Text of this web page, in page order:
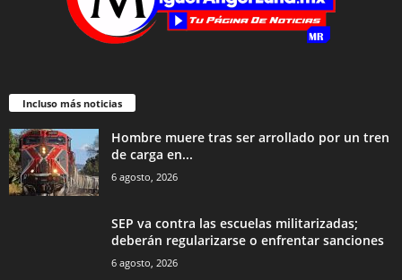
Incluso más noticias
Hombre muere tras ser arrollado por un tren
de carga en...
6 agosto, 2026
SEP va contra las escuelas militarizadas;
deberán regularizarse o enfrentar sanciones
6 agosto, 2026